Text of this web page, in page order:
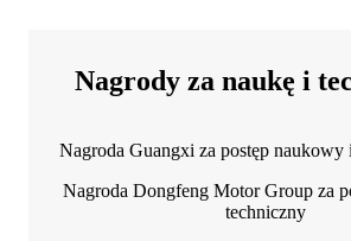
Nagrody za naukę i
Nagroda Guangxi za postęp
Nagroda Dongfeng Motor Group za
techniczny